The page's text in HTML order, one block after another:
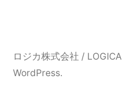
ロジカ株式会社 / LOGICA
WordPress.